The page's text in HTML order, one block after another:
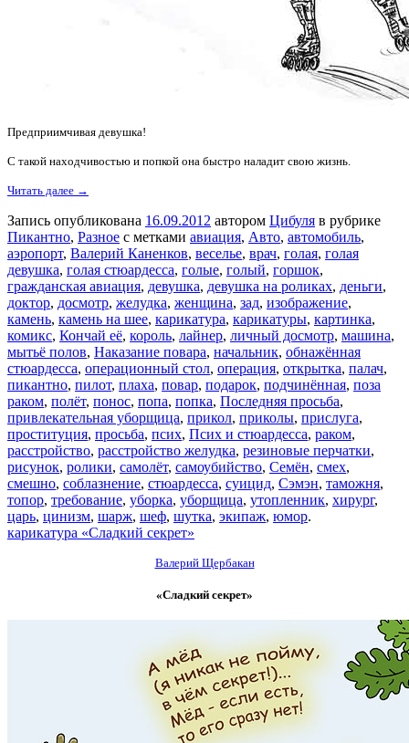
Предприимчивая девушка!
С такой находчивостью и попкой она быстро наладит свою жизнь.
Читать далее →
Запись опубликована 16.09.2012 автором Цибуля в рубрике
Пикантно, Разное с метками авиация, Авто, автомобиль,
аэропорт, Валерий Каненков, веселье, врач, голая, голая
девушка, голая стюардесса, голые, голый, горшок,
гражданская авиация, девушка, девушка на роликах, деньги,
доктор, досмотр, желудка, женщина, зад, изображение,
камень, камень на шее, карикатура, карикатуры, картинка,
комикс, Кончай её, король, лайнер, личный досмотр, машина,
мытьё полов, Наказание повара, начальник, обнажённая
стюардесса, операционный стол, операция, открытка, палач,
пикантно, пилот, плаха, повар, подарок, подчинённая, поза
раком, полёт, понос, попа, попка, Последняя просьба,
привлекательная уборщица, прикол, приколы, прислуга,
проституция, просьба, псих, Псих и стюардесса, раком,
расстройство, расстройство желудка, резиновые перчатки,
рисунок, ролики, самолёт, самоубийство, Семён, смех,
смешно, соблазнение, стюардесса, суицид, Сэмэн, таможня,
топор, требование, уборка, уборщица, утопленник, хирург,
царь, цинизм, шарж, шеф, шутка, экипаж, юмор.
карикатура «Сладкий секрет»
Валерий Щербакан
«Сладкий секрет»